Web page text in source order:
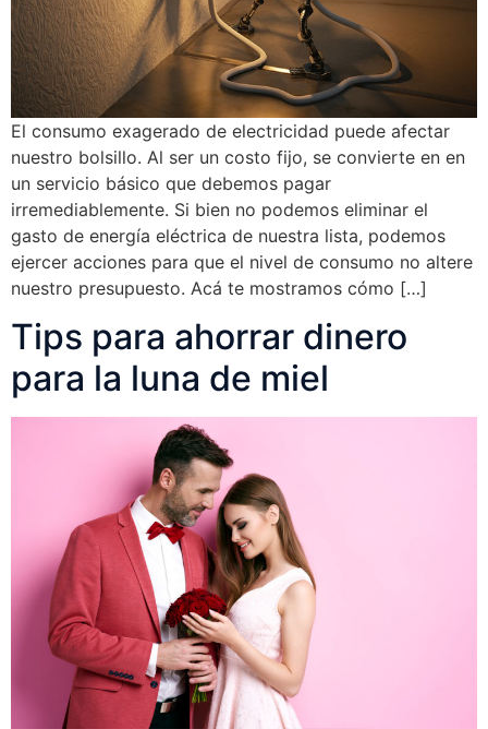
El consumo exagerado de electricidad puede afectar
nuestro bolsillo. Al ser un costo fijo, se convierte en en
un servicio básico que debemos pagar
irremediablemente. Si bien no podemos eliminar el
gasto de energía eléctrica de nuestra lista, podemos
ejercer acciones para que el nivel de consumo no altere
nuestro presupuesto. Acá te mostramos cómo […]
Tips para ahorrar dinero
para la luna de miel